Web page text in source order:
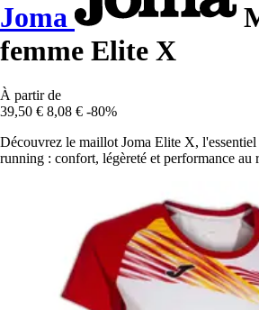
Joma
femme Elite X
À partir de
39,50 € 8,08 € -80%
Découvrez le maillot Joma Elite X, l'essentiel
running : confort, légèreté et performance au